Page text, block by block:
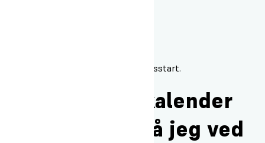
Du skal være fyldt 17,5 år inden kursusstart.
Kan jeg se en kalender
for opholdet, så jeg ved